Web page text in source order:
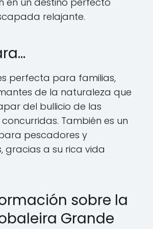
relajante.
perfecta para familias,
de la naturaleza que
del bullicio de las
También es un
pescadores y
gracias a su rica vida
sobre la
Grande